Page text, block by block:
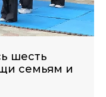
шесть
семьям и